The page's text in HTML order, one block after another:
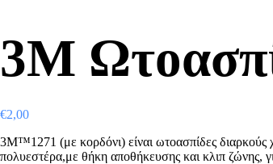
3M
€2,00
3M™1271 (με κορδόνι) είναι ωτοασπίδες διαρκούς
πολυεστέρα,με θήκη αποθήκευσης και κλιπ ζώνης,